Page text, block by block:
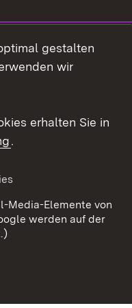
gestalten
wir
erhalten Sie in
.
Media-Elemente von
werden auf der